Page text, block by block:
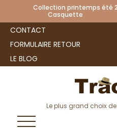
Collection printemps
Casquette
CONTACT
FORMULAIRE RETOUR
LE BLOG
Le plus grand choix